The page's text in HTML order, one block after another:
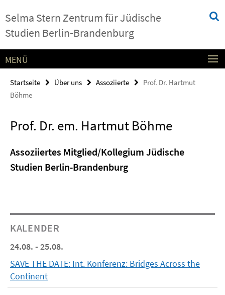
direkt
zu
Selma Stern Zentrum für Jüdische
Studien Berlin-Brandenburg
Service-
Navigation
MENÜ
Startseite Über uns Assoziierte
Prof. Dr. Hartmut
Böhme
Prof. Dr. em. Hartmut Böhme
Assoziiertes Mitglied/Kollegium Jüdische
Studien Berlin-Brandenburg
KALENDER
24.08. - 25.08.
SAVE THE DATE: Int. Konferenz: Bridges Across the
Continent